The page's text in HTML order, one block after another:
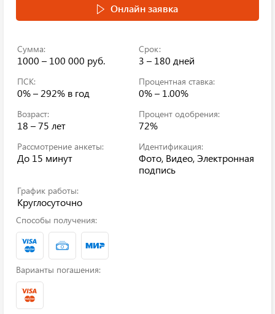
Онлайн заявка
Сумма:
1000 – 100 000 руб.
Срок:
3 – 180 дней
ПСК:
0% – 292% в год
Процентная ставка:
0% – 1.00%
Возраст:
18 – 75 лет
Процент одобрения:
72%
Рассмотрение анкеты:
До 15 минут
Идентификация:
Фото, Видео, Электронная
подпись
График работы:
Круглосуточно
Способы получения:
Варианты погашения: